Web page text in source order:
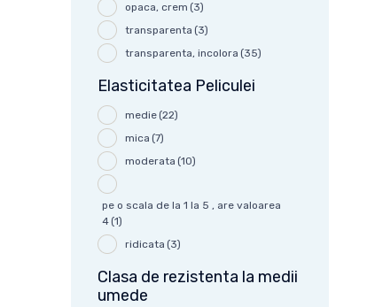
opaca, crem (3)
transparenta (3)
transparenta, incolora (35)
Elasticitatea Peliculei
medie(22)
mica (7)
moderata (10)
pe o scala de la 1 la 5 , are valoarea
4(1)
ridicata (3)
Clasa de rezistenta la medii
umede